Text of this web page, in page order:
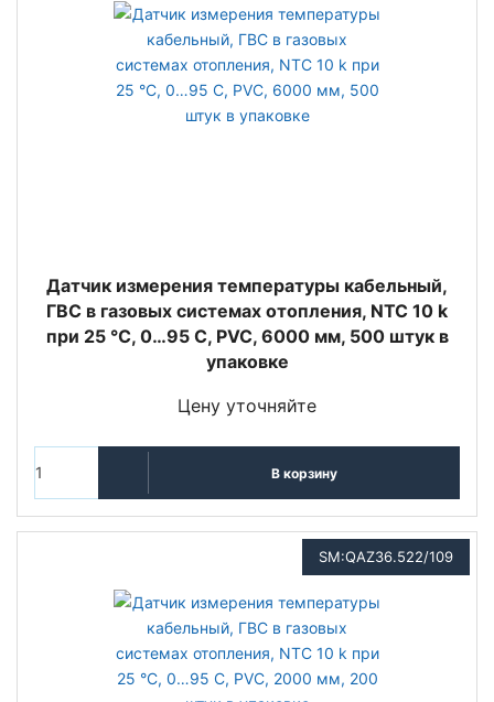
Датчик измерения температуры кабельный,
ГВС в газовых системах отопления, NTC 10 k
при 25 °C, 0…95 С, PVC, 6000 мм, 500 штук в
упаковке
Цену уточняйте
В корзину
SM:QAZ36.522/109